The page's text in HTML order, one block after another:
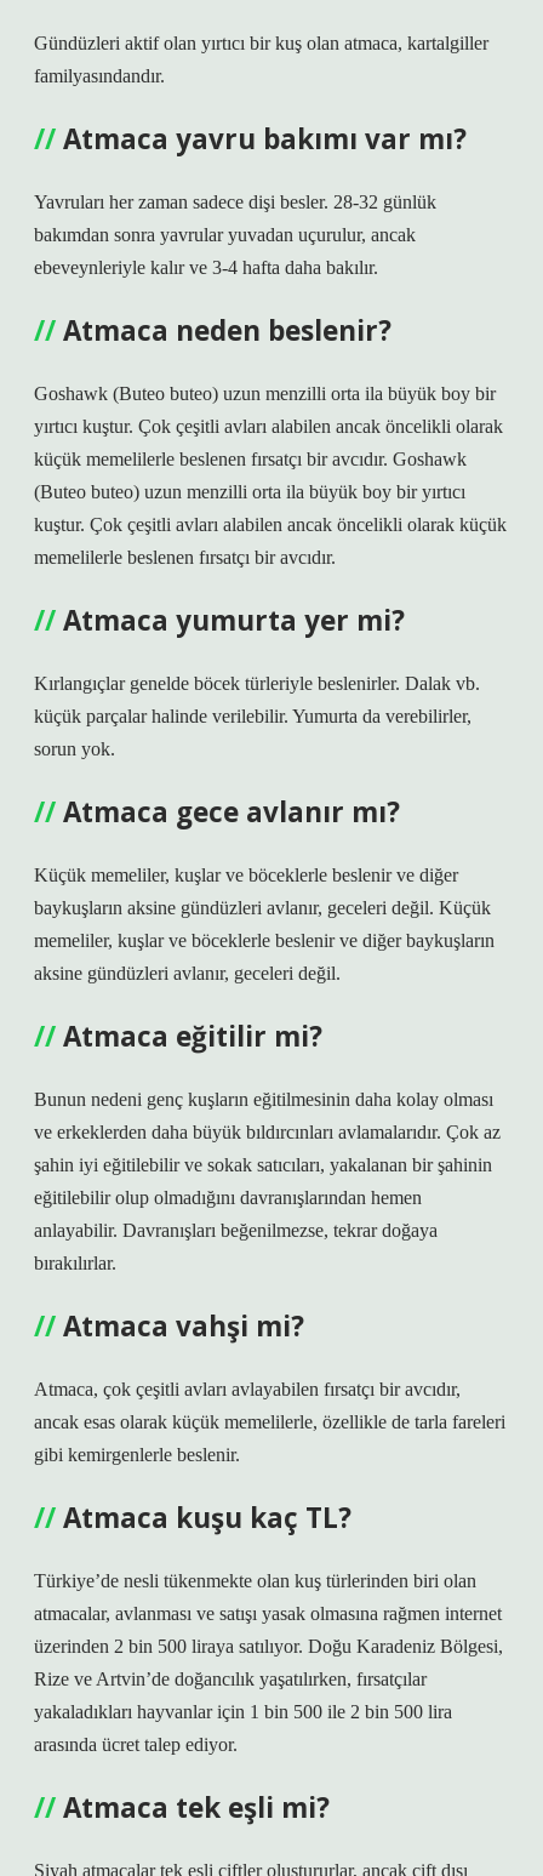
Gündüzleri aktif olan yırtıcı bir kuş olan atmaca, kartalgiller
familyasındandır.
Atmaca yavru bakımı var mı?
Yavruları her zaman sadece dişi besler. 28-32 günlük
bakımdan sonra yavrular yuvadan uçurulur, ancak
ebeveynleriyle kalır ve 3-4 hafta daha bakılır.
Atmaca neden beslenir?
Goshawk (Buteo buteo) uzun menzilli orta ila büyük boy bir
yırtıcı kuştur. Çok çeşitli avları alabilen ancak öncelikli olarak
küçük memelilerle beslenen fırsatçı bir avcıdır. Goshawk
(Buteo buteo) uzun menzilli orta ila büyük boy bir yırtıcı
kuştur. Çok çeşitli avları alabilen ancak öncelikli olarak küçük
memelilerle beslenen fırsatçı bir avcıdır.
Atmaca yumurta yer mi?
Kırlangıçlar genelde böcek türleriyle beslenirler. Dalak vb.
küçük parçalar halinde verilebilir. Yumurta da verebilirler,
sorun yok.
Atmaca gece avlanır mı?
Küçük memeliler, kuşlar ve böceklerle beslenir ve diğer
baykuşların aksine gündüzleri avlanır, geceleri değil. Küçük
memeliler, kuşlar ve böceklerle beslenir ve diğer baykuşların
aksine gündüzleri avlanır, geceleri değil.
Atmaca eğitilir mi?
Bunun nedeni genç kuşların eğitilmesinin daha kolay olması
ve erkeklerden daha büyük bıldırcınları avlamalarıdır. Çok az
şahin iyi eğitilebilir ve sokak satıcıları, yakalanan bir şahinin
eğitilebilir olup olmadığını davranışlarından hemen
anlayabilir. Davranışları beğenilmezse, tekrar doğaya
bırakılırlar.
Atmaca vahşi mi?
Atmaca, çok çeşitli avları avlayabilen fırsatçı bir avcıdır,
ancak esas olarak küçük memelilerle, özellikle de tarla fareleri
gibi kemirgenlerle beslenir.
Atmaca kuşu kaç TL?
Türkiye’de nesli tükenmekte olan kuş türlerinden biri olan
atmacalar, avlanması ve satışı yasak olmasına rağmen internet
üzerinden 2 bin 500 liraya satılıyor. Doğu Karadeniz Bölgesi,
Rize ve Artvin’de doğancılık yaşatılırken, fırsatçılar
yakaladıkları hayvanlar için 1 bin 500 ile 2 bin 500 lira
arasında ücret talep ediyor.
Atmaca tek eşli mi?
Siyah atmacalar tek eşli çiftler oluştururlar, ancak çift dışı